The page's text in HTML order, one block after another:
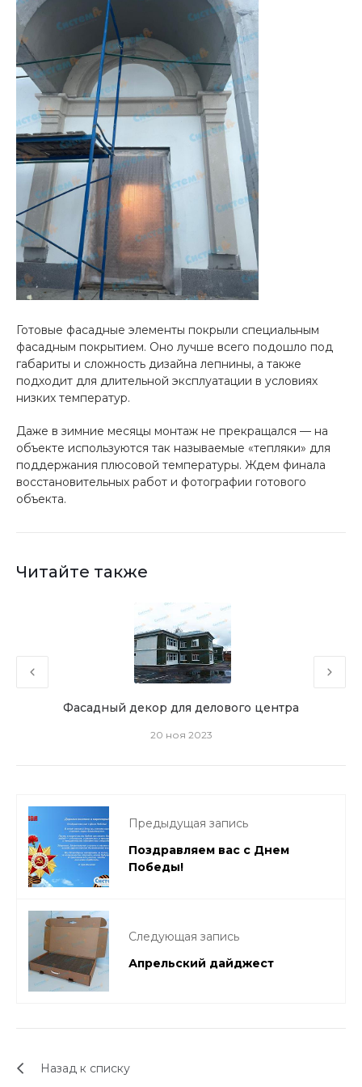
Готовые фасадные элементы покрыли специальным
фасадным покрытием. Оно лучше всего подошло под
габариты и сложность дизайна лепнины, а также
подходит для длительной эксплуатации в условиях
низких температур.
Даже в зимние месяцы монтаж не прекращался — на
объекте используются так называемые «тепляки» для
поддержания плюсовой температуры. Ждем финала
восстановительных работ и фотографии готового
объекта.
Читайте также
Фасадный декор для делового центра
20 ноя 2023
Предыдущая запись
Поздравляем вас с Днем
Победы!
Следующая запись
Апрельский дайджест
Назад к списку